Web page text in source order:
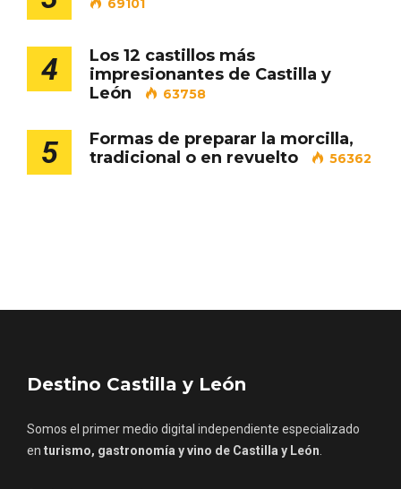
69101
4
Los 12 castillos más
impresionantes de Castilla y
León
63758
5
Formas de preparar la morcilla,
tradicional o en revuelto
56362
Destino Castilla y León
Somos el primer medio digital independiente especializado
en turismo, gastronomía y vino de Castilla y León.
Cigales inaugura la musealización de los
arcos de la Iglesia de Santiago Apóstol